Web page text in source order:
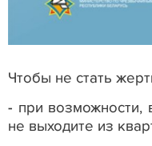
Чтобы не стать
- при возможности,
не выходите из